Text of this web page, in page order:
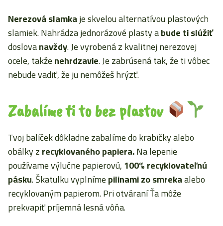
Nerezová slamkaje skvelou alternatívou plastových
slamiek. Nahrádza jednorázové plasty abude ti slúžiť
doslovanavždy. Je vyrobená z kvalitnej nerezovej
ocele, takženehrdzavie. Je zabrúsená tak, že ti vôbec
nebude vadiť, že ju nemôžeš hrýzť.
Zabalíme ti to bez plastov
Tvoj balíček dôkladne zabalíme do krabičky alebo
obálky zrecyklovaného papiera.Na lepenie
používame výlučne papierovú,100% recyklovateľnú
pásku. Škatulku vyplnímepilinami zo smrekaalebo
recyklovaným papierom. Pri otváraní Ťa môže
prekvapiť príjemná lesná vôňa.